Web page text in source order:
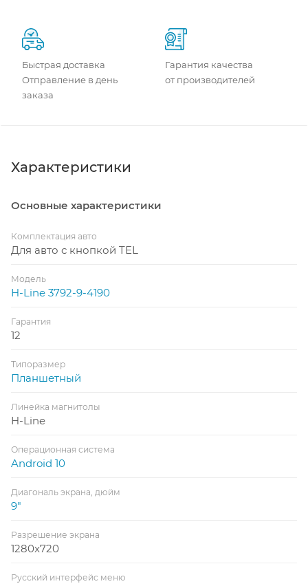
Быстрая доставка
Отправление в день
заказа
Гарантия качества
от производителей
Характеристики
Основные характеристики
Комплектация авто
Для авто с кнопкой TEL
Модель
H-Line 3792-9-4190
Гарантия
12
Типоразмер
Планшетный
Линейка магнитолы
H-Line
Операционная система
Android 10
Диагональ экрана, дюйм
9"
Разрешение экрана
1280x720
Русский интерфейс меню